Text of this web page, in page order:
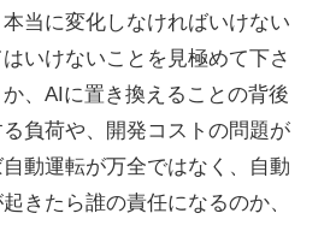
当に変化しなければいけない
いけないことを見極めて下さ
、AIに置き換えることの背後
負荷や、開発コストの問題が
動運転が万全ではなく、自動
きたら誰の責任になるのか、